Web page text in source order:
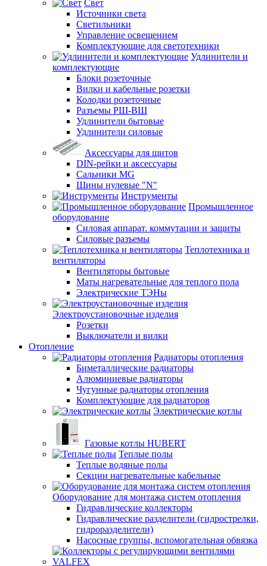
Свет
Источники света
Светильники
Управление освещением
Комплектующие для светотехники
Удлинители и
комплектующие
Блоки розеточные
Вилки и кабельные розетки
Колодки розеточные
Разъемы РШ-ВШ
Удлинители бытовые
Удлинители силовые
Аксессуары для щитов
DIN-рейки и аксессуары
Сальники MG
Шины нулевые "N"
Инструменты
Промышленное
оборудование
Силовая аппарат. коммутации и защиты
Силовые разъемы
Теплотехника и
вентиляторы
Вентиляторы бытовые
Маты нагревательные для теплого пола
Электрические ТЭНы
Электроустановочные изделия
Розетки
Выключатели и вилки
Отопление
Радиаторы отопления
Биметаллические радиаторы
Алюминиевые радиаторы
Чугунные радиаторы отопления
Комплектующие для радиаторов
Электрические котлы
Газовые котлы HUBERT
Теплые полы
Теплые водяные полы
Секции нагревательные кабельные
Оборудование для монтажа систем отопления
Гидравлические коллекторы
Гидравлические разделители (гидрострелки,
гидроразделители)
Насосные группы, вспомогательная обвязка